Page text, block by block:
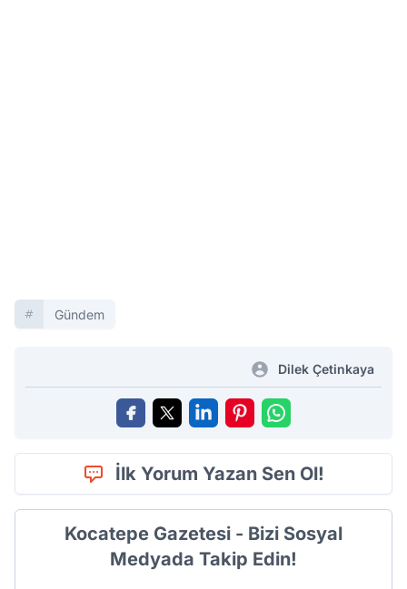
Gündem
Dilek Çetinkaya
İlk Yorum Yazan Sen Ol!
Kocatepe Gazetesi - Bizi Sosyal
Medyada Takip Edin!